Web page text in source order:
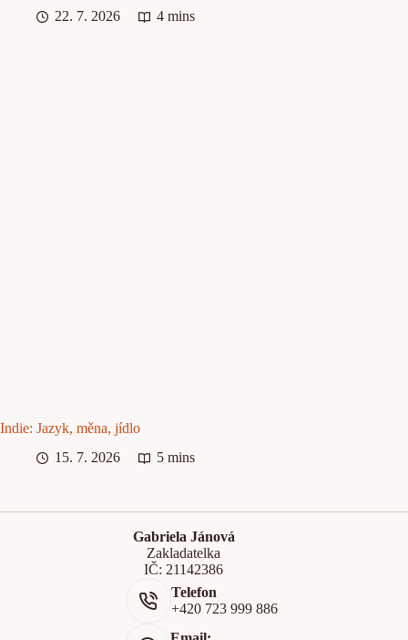
22. 7. 2026
4 mins
Indie: Jazyk, měna, jídlo
15. 7. 2026
5 mins
Gabriela Jánová
Zakladatelka
IČ: 21142386
Telefon
+420 723 999 886